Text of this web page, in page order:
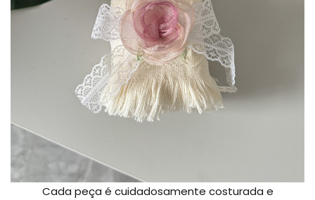
Cada peça é cuidadosamente costurada e